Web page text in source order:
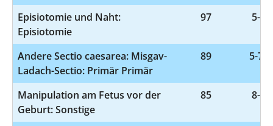
Episiotomie und Naht:
Episiotomie
97 5-
Andere Sectio caesarea: Misgav-
Ladach-Sectio: Primär Primär
89 5-
Manipulation am Fetus vor der
Geburt: Sonstige
85 8-